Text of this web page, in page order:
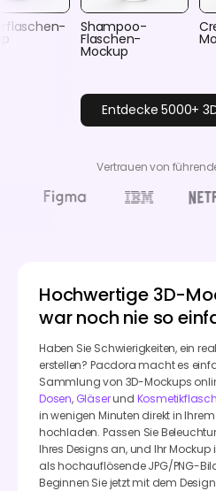
Shampoo-
Flaschen-
Mockup
Entdecke 5000+
Vertrauen von
Hochwertige 3D-
war noch nie so
Haben Sie Schwierigkeiten, ein
erstellen? Pacdora macht es
Sammlung von 3D-Mockups
Dosen, Gläserund
in wenigen Minuten direkt in
hochladen. Passen Sie
Ihres Designs an, und Ihr Mockup
als hochauflösende JPG/PNG-
Beginnen Sie jetzt mit dem